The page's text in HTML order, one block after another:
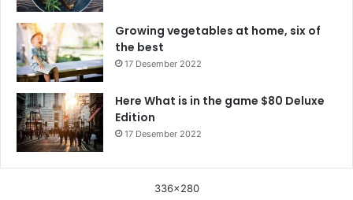
Growing vegetables at home, six of
the best
17 Desember 2022
Here What is in the game $80 Deluxe
Edition
17 Desember 2022
336x280